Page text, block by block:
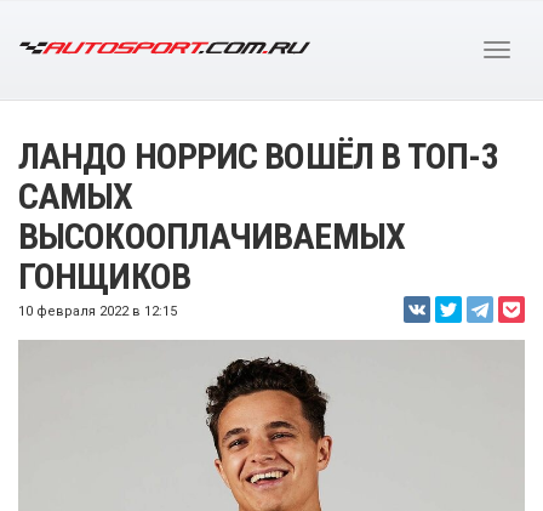
ЛАНДО НОРРИС ВОШЁЛ В ТОП-3
САМЫХ
ВЫСОКООПЛАЧИВАЕМЫХ
ГОНЩИКОВ
10 февраля 2022 в 12:15